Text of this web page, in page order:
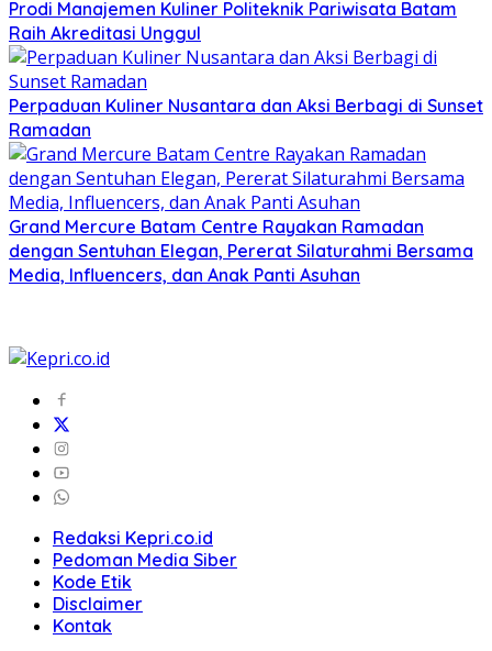
Prodi Manajemen Kuliner Politeknik Pariwisata Batam
Raih Akreditasi Unggul
Perpaduan Kuliner Nusantara dan Aksi Berbagi di Sunset
Ramadan
Grand Mercure Batam Centre Rayakan Ramadan
dengan Sentuhan Elegan, Pererat Silaturahmi Bersama
Media, Influencers, dan Anak Panti Asuhan
Redaksi Kepri.co.id
Pedoman Media Siber
Kode Etik
Disclaimer
Kontak